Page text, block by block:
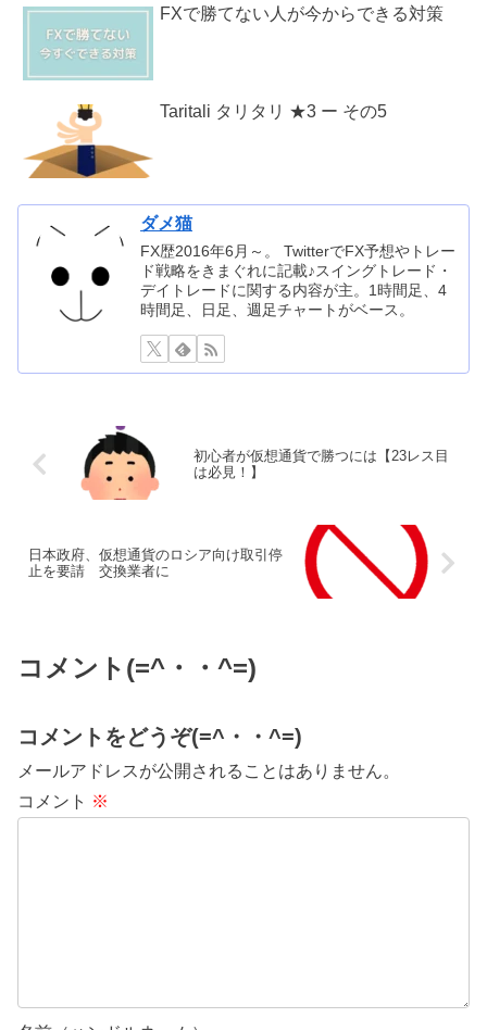
FXで勝てない人が今からできる対策
Taritali タリタリ ★3 ー その5
ダメ猫
FX歴2016年6月～。 TwitterでFX予想やトレー
ド戦略をきまぐれに記載♪スイングトレード・
デイトレードに関する内容が主。1時間足、4
時間足、日足、週足チャートがベース。
初心者が仮想通貨で勝つには【23レス目
は必見！】
日本政府、仮想通貨のロシア向け取引停
止を要請 交換業者に
コメント(=^・・^=)
コメントをどうぞ(=^・・^=)
メールアドレスが公開されることはありません。
コメント ※